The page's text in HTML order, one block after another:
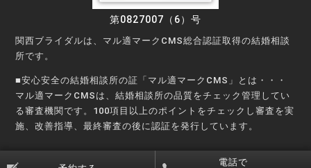
第0827007（6）号
関西ブライダルは、マル適マークCMS総合認証取得の結婚相談
所です。
■安心安全の結婚相談所の証「マル適マークCMS」とは・・・
マル適マークCMSは、結婚相談所の品質をチェック管理してい
る審査機関です。100項目以上のポイントをチェックし審査を実
施、改善指導、最終審査の後に認証を発行しています。
©Copyright © KANSAI Bridal Party All rights reserved.
電話で